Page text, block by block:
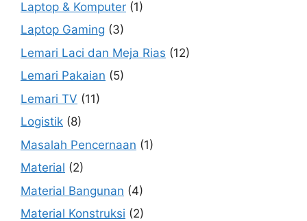
Laptop & Komputer (1)
Laptop Gaming (3)
Lemari Laci dan Meja Rias (12)
Lemari Pakaian (5)
Lemari TV (11)
Logistik (8)
Masalah Pencernaan (1)
Material (2)
Material Bangunan (4)
Material Konstruksi (2)